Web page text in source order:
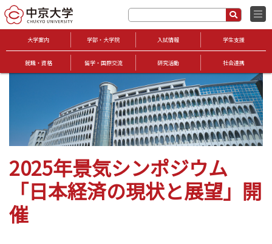
大学案内 学部・大学院 入試情報 学生支援
就職・資格 留学・国際交流 研究活動 社会連携
2025年景気シンポジウム
「日本経済の現状と展望」開
催